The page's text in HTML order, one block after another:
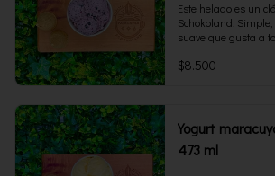
Este helado es un
Schokoland.
suave que gusta a
fructosa.Envase
porciones.
$8.500
Yogurt
473 ml